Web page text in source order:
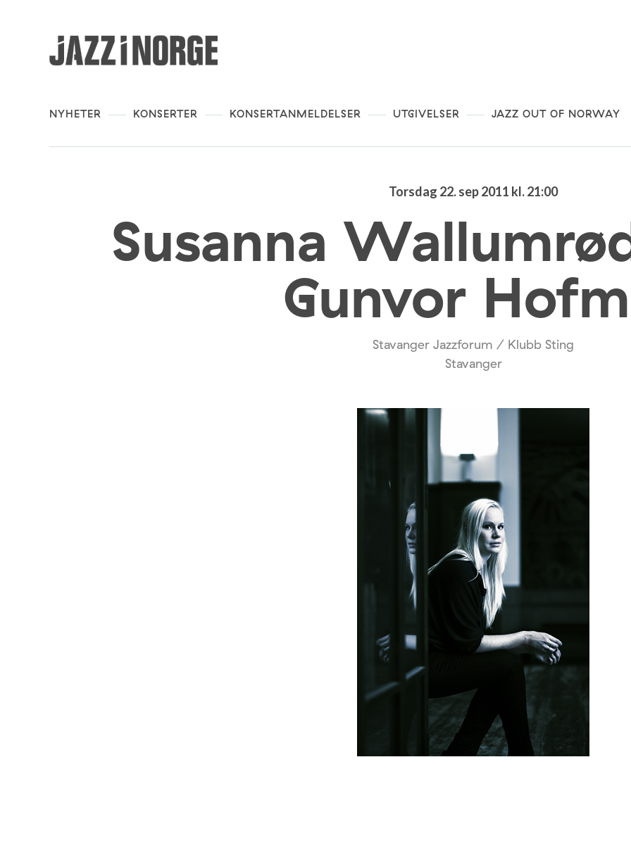
NYHETER KONSERTER KONSERTANMELDELSER UTGIVELSER JAZZ OUT OF NORWAY
Torsdag 22. sep 2011 kl. 21:00
Susanna
Gunvor
Stavanger Jazzforum / Klubb Sting
Stavanger